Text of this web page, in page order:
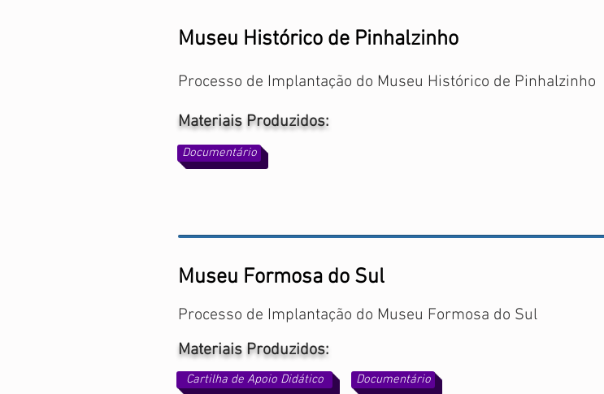
Museu Histórico de Pinhalzinho
Processo de Implantação do Museu Histórico de Pinhalzinho
Materiais Produzidos:
Documentário
Museu Formosa do Sul
Processo de Implantação do Museu Formosa do Sul
Materiais Produzidos:
Cartilha de Apoio Didático Documentário